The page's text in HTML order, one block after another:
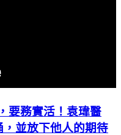
要務實活！袁瑋醫
並放下他人的期待